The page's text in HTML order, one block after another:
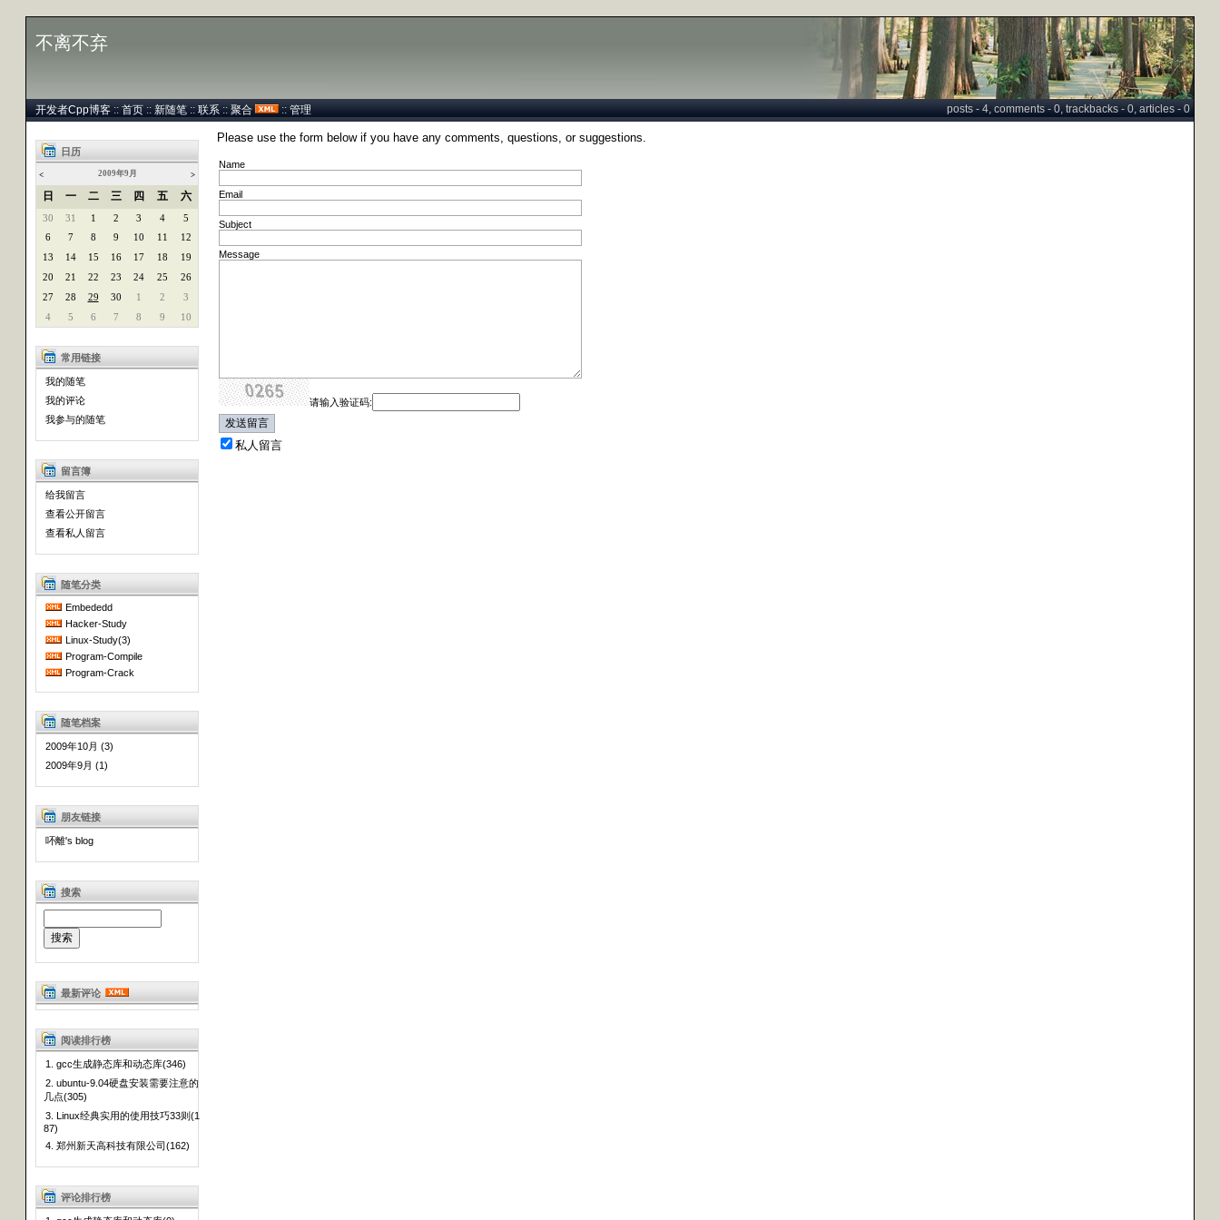
不离不弃
posts - 4, comments - 0, trackbacks - 0, articles - 0
开发者Cpp博客 :: 首页 :: 新随笔 :: 联系 :: 聚合 :: 管理
日历
< 2009年9月 >
日 一 二 三 四 五 六
30 31 1 2 3 4
5
6
7 8 9 10 11
12
13
14 15 16 17 18
19
20
21 22 23 24 25
26
27
28 29 30 1 2
3
4
5 6 7 8 9 10
常用链接
我的随笔
我的评论
我参与的随笔
留言簿
给我留言
查看公开留言
查看私人留言
随笔分类
Embededd
Hacker-Study
Linux-Study(3)
Program-Compile
Program-Crack
随笔档案
2009年10月 (3)
2009年9月 (1)
朋友链接
吥離's blog
搜索
最新评论
阅读排行榜
1. gcc生成静态库和动态库(346)
2. ubuntu-9.04硬盘安装需要注意的
几点(305)
3. Linux经典实用的使用技巧33则(1
87)
4. 郑州新天高科技有限公司(162)
评论排行榜
Please use the form below if you have any comments, questions, or suggestions.
Name
Email
Subject
Message
请输入验证码:
私人留言